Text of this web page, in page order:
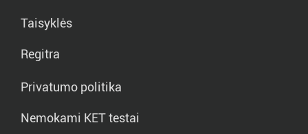
Taisyklės
Regitra
Privatumo politika
Nemokami KET testai